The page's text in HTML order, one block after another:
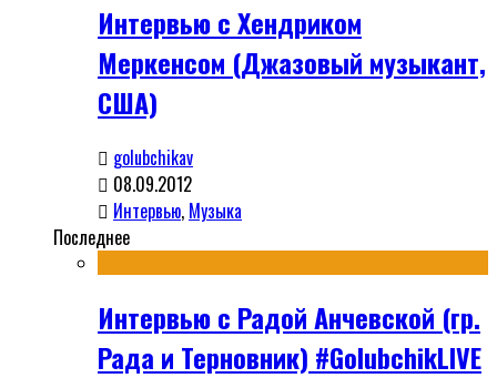
Интервью с Хендриком
Меркенсом (Джазовый музыкант,
США)
golubchikav
08.09.2012
Интервью, Музыка
Последнее
Интервью с Радой Анчевской (гр.
Рада и Терновник) #GolubchikLIVE